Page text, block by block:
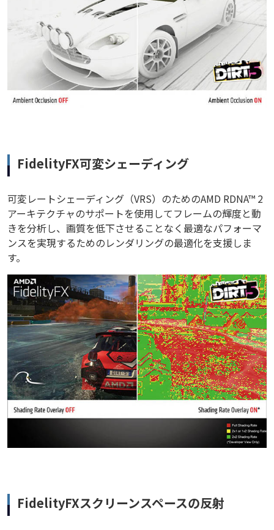
FidelityFX可変シェーディング
可変レートシェーディング（VRS）のためのAMD RDNA™ 2
アーキテクチャのサポートを使用してフレームの輝度と動
きを分析し、画質を低下させることなく最適なパフォーマ
ンスを実現するためのレンダリングの最適化を支援しま
す。
FidelityFXスクリーンスペースの反射